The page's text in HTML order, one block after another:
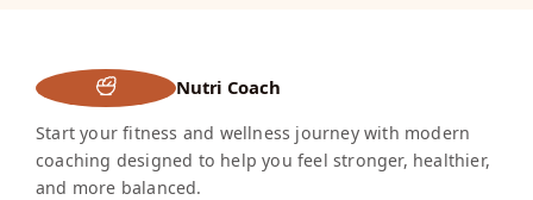
Nutri Coach
Start your fitness and wellness journey with modern
coaching designed to help you feel stronger, healthier,
and more balanced.